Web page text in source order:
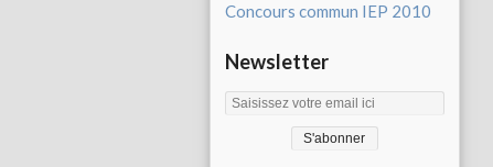
Concours commun IEP 2010
Newsletter